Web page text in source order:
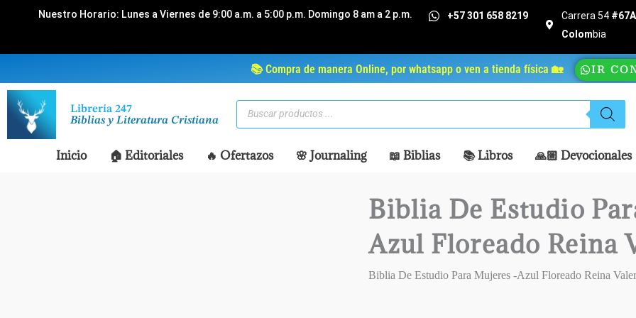
Nuestro Horario: Lunes a Viernes de 9:00 a.m. a 5:00 p.m. Domingo 8 am a 2 p.m. +57 301 658 8219 Carrera 54
Colombia
📚 Compra de manera Online, por whatsapp o ven a tienda física 🏡 IR
Librería 247
Biblias y Literatura Cristiana
Búsqueda
productos
Inicio 🏠 Editoriales 🔥 Ofertazos 🌸 Journaling 📖 Biblias 📚 Libros 🙏🏼 Devocionales
Biblia De Estudio
Azul Floreado Reina
Biblia De Estudio Para Mujeres -Azul Floreado Reina